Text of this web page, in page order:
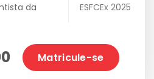
da
ESFCEx 2025
Matricule-se